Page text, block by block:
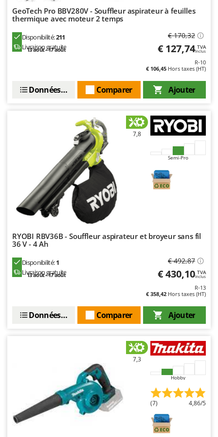
GeoTech Pro BBV280V - Souffleur aspirateur à feuilles
thermique avec moteur 2 temps
Disponibilité:211
Livraison gratuite
13 août - 17 août
€ 170,32
€ 127,74 TVA
Inclus
R-10
€ 106,45 Hors taxes (HT)
Ajouter
Comparer
Données techniques
7,8
Semi-Pro
RYOBI RBV36B - Souffleur aspirateur et broyeur sans fil
36 V - 4 Ah
Disponibilité:1
Livraison gratuite
13 août - 17 août
€ 492,87
€ 430,10 TVA
Inclus
R-13
€ 358,42 Hors taxes (HT)
Ajouter
Comparer
Données techniques
7,3
Hobby
(7) 4,86/5